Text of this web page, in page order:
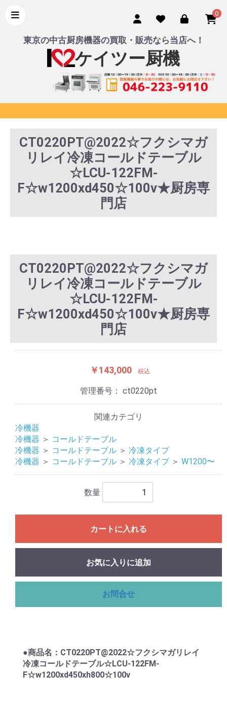
0
東京の中古厨房機器の買取・販売なら当店へ！
ケイツー厨機
CT0220PT@2022☆フクシマガ
リレイ冷凍コールドテーブル
☆LCU-122FM-
F☆w1200xd450☆100v★厨房専
門店
CT0220PT@2022☆フクシマガ
リレイ冷凍コールドテーブル
☆LCU-122FM-
F☆w1200xd450☆100v★厨房専
門店
￥143,000 税込
管理番号： ct0220pt
関連カテゴリ
冷機器
冷機器 ＞ コールドテーブル
冷機器 ＞ コールドテーブル ＞ 冷凍タイプ
冷機器 ＞ コールドテーブル ＞ 冷凍タイプ ＞ W1200〜
数量
カートに入れる
お気に入りに追加
お問合せ
●商品名：CT0220PT@2022☆フクシマガリレイ
冷凍コールドテーブル☆LCU-122FM-
F☆w1200xd450xh800☆100v